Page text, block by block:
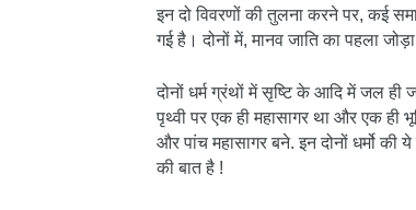
इन दो विवरणों की तुलना करने पर, कई
गई है। दोनों में, मानव जाति का पहला
दोनों धर्म ग्रंथों में सृष्टि के आदि में जल ही
पृथ्वी पर एक ही महासागर था और एक ही
और पांच महासागर बने. इन दोनों धर्मो की
की बात है !